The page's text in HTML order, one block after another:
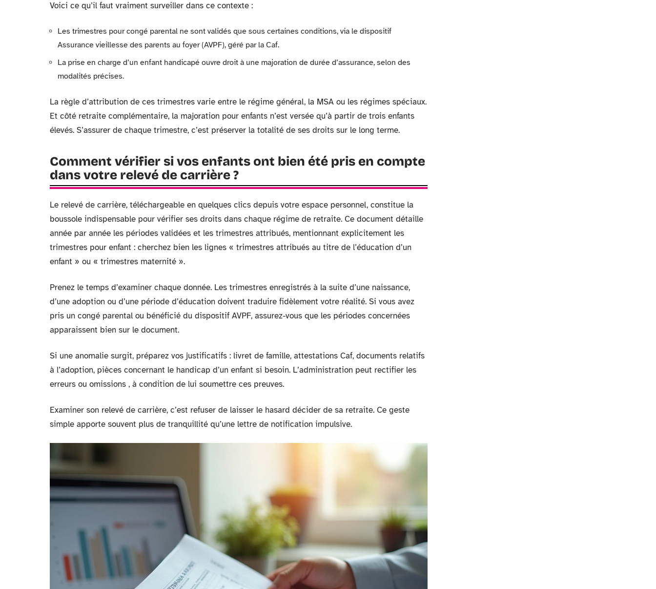
Voici ce qu’il faut vraiment surveiller dans ce contexte :
Les trimestres pour congé parental ne sont validés que sous certaines conditions, via le dispositif
Assurance vieillesse des parents au foyer (AVPF), géré par la Caf.
La prise en charge d’un enfant handicapé ouvre droit à une majoration de durée d’assurance, selon des
modalités précises.
La règle d’attribution de ces trimestres varie entre le régime général, la MSA ou les régimes spéciaux.
Et côté retraite complémentaire, la majoration pour enfants n’est versée qu’à partir de trois enfants
élevés. S’assurer de chaque trimestre, c’est préserver la totalité de ses droits sur le long terme.
Comment vérifier si vos enfants ont bien été pris en compte
dans votre relevé de carrière ?
Le relevé de carrière, téléchargeable en quelques clics depuis votre espace personnel, constitue la
boussole indispensable pour vérifier ses droits dans chaque régime de retraite. Ce document détaille
année par année les périodes validées et les trimestres attribués, mentionnant explicitement les
trimestres pour enfant : cherchez bien les lignes « trimestres attribués au titre de l’éducation d’un
enfant » ou « trimestres maternité ».
Prenez le temps d’examiner chaque donnée. Les trimestres enregistrés à la suite d’une naissance,
d’une adoption ou d’une période d’éducation doivent traduire fidèlement votre réalité. Si vous avez
pris un congé parental ou bénéficié du dispositif AVPF, assurez-vous que les périodes concernées
apparaissent bien sur le document.
Si une anomalie surgit, préparez vos justificatifs : livret de famille, attestations Caf, documents relatifs
à l’adoption, pièces concernant le handicap d’un enfant si besoin. L’administration peut rectifier les
erreurs ou omissions , à condition de lui soumettre ces preuves.
Examiner son relevé de carrière, c’est refuser de laisser le hasard décider de sa retraite. Ce geste
simple apporte souvent plus de tranquillité qu’une lettre de notification impulsive.